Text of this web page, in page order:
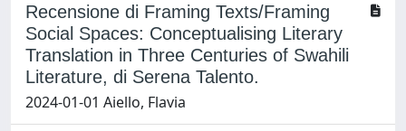
Recensione di Framing Texts/Framing
Social Spaces: Conceptualising Literary
Translation in Three Centuries of Swahili
Literature, di Serena Talento.
2024-01-01 Aiello, Flavia